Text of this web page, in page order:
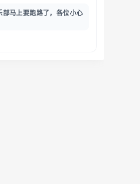
部马上要跑路了，各位小心